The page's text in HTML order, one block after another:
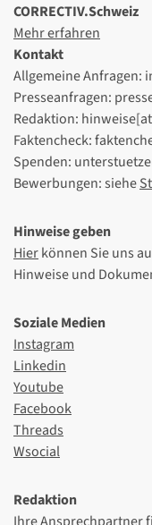
CORRECTIV.Schweiz
Mehr erfahren
Kontakt
Allgemeine Anfragen:
Presseanfragen:
Redaktion:
Faktencheck:
Spenden:
Bewerbungen: siehe
Hinweise geben
Hierkönnen Sie uns
Hinweise und
Soziale Medien
Instagram
Linkedin
Youtube
Facebook
Threads
Wsocial
Redaktion